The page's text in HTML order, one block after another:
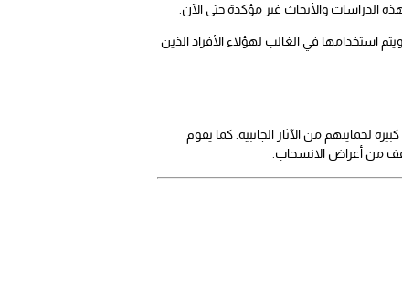
والأبحاث غير مؤكدة حتى الآن.
استخدامها في الغالب لهؤلاء الأفراد الذين
لحمايتهم من الآثار الجانبية. كما يقوم
تخفف من أعراض الانسحاب.